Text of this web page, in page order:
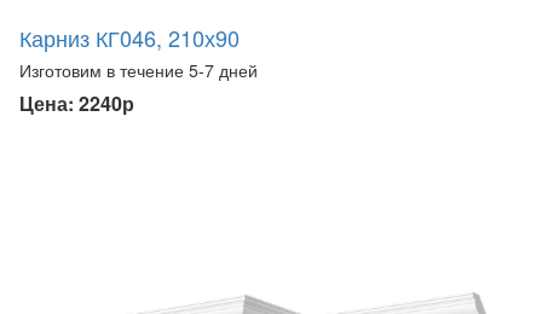
Карниз КГ046, 210х90
Изготовим в течение 5-7 дней
Цена: 2240р